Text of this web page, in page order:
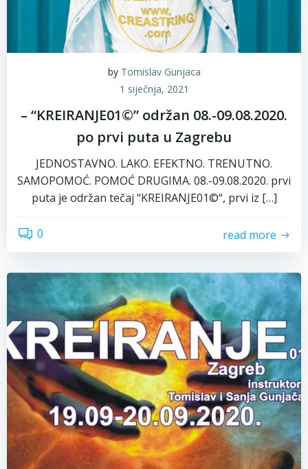
by Tomislav Gunjaca
1 siječnja, 2021
– “KREIRANJE01©” održan 08.-09.08.2020.
po prvi puta u Zagrebu
JEDNOSTAVNO. LAKO. EFEKTNO. TRENUTNO.
SAMOPOMOĆ. POMOĆ DRUGIMA. 08.-09.08.2020. prvi
puta je održan tečaj “KREIRANJE01©“, prvi iz […]
0 read more